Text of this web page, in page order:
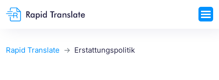
Rapid Translate Erstattungspolitik